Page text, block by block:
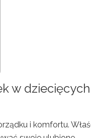
w dziecięcych
i komfortu.